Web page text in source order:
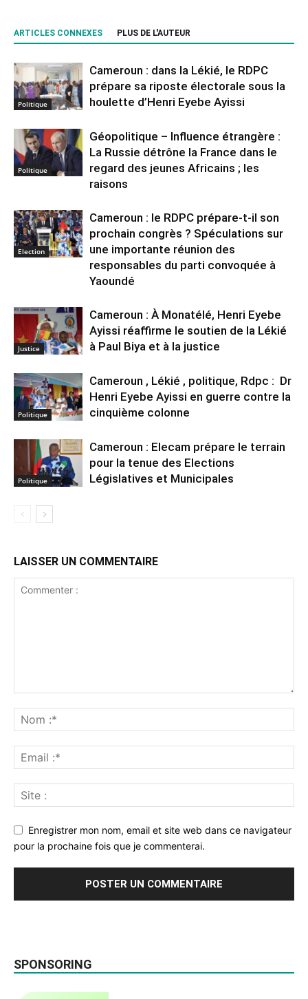
ARTICLES CONNEXES PLUS DE L'AUTEUR
Politique
Cameroun : dans la Lékié, le RDPC
prépare sa riposte électorale sous la
houlette d’Henri Eyebe Ayissi
Politique
Géopolitique – Influence étrangère :
La Russie détrône la France dans le
regard des jeunes Africains ; les
raisons
Election
Cameroun : le RDPC prépare-t-il son
prochain congrès ? Spéculations sur
une importante réunion des
responsables du parti convoquée à
Yaoundé
Justice
Cameroun : À Monatélé, Henri Eyebe
Ayissi réaffirme le soutien de la Lékié
à Paul Biya et à la justice
Politique
Cameroun , Lékié , politique, Rdpc : Dr
Henri Eyebe Ayissi en guerre contre la
cinquième colonne
Politique
Cameroun : Elecam prépare le terrain
pour la tenue des Elections
Législatives et Municipales
LAISSER UN COMMENTAIRE
Enregistrer mon nom, email et site web dans ce navigateur
pour la prochaine fois que je commenterai.
SPONSORING